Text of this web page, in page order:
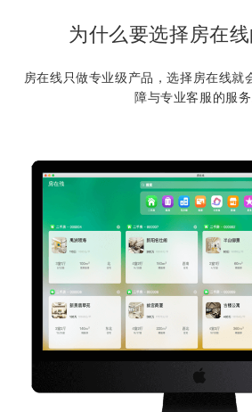
为什么要选择房在线
房在线只做专业级产品，选择房在线就
障与专业客服的服务